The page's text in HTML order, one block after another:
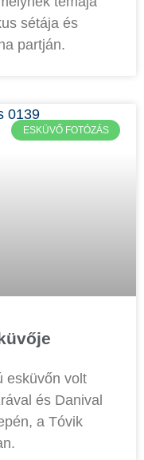
sétája és
partján.
ESKÜVŐ FOTÓZÁS
esküvőn volt
és Danival
a Tóvik